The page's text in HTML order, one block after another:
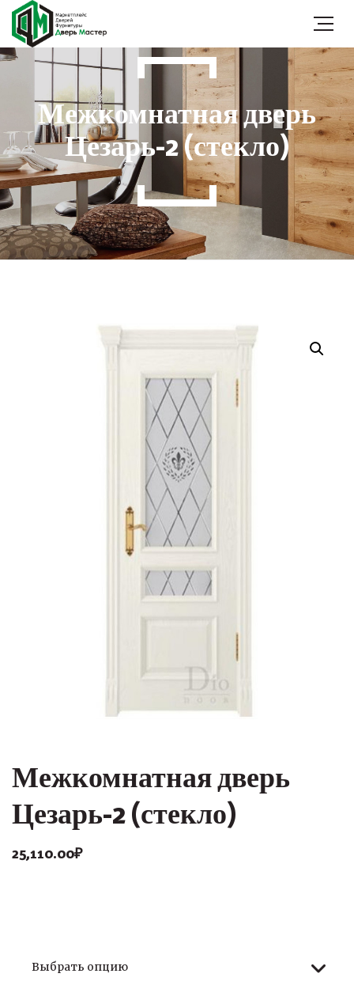
Межкомнатная дверь
Цезарь-2 (стекло)
Межкомнатная дверь
Цезарь-2 (стекло)
25,110.00₽